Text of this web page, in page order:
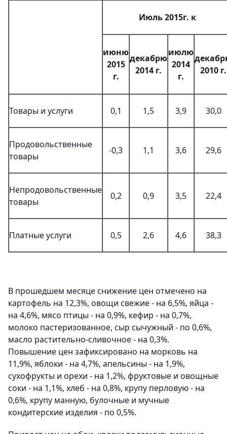
Июль 2015г. к
июню
2015
г.
декабрю
2014 г.
июлю
2014
г.
2010 г.
Товары и услуги 0,1 1,5 3,9 30,0
Продовольственные
товары
-0,3 1,1 3,6 29,6
Непродовольственные
товары
0,2 0,9 3,5 22,4
Платные услуги 0,5 2,6 4,6 38,3
В прошедшем месяце снижение цен отмечено на
картофель на 12,3%, овощи свежие - на 6,5%, яйца -
на 4,6%, мясо птицы - на 0,9%, кефир - на 0,7%,
молоко пастеризованное, сыр сычужный - по 0,6%,
масло растительно-сливочное - на 0,3%.
Повышение цен зафиксировано на морковь на
11,9%, яблоки - на 4,7%, апельсины - на 1,9%,
сухофрукты и орехи - на 1,2%, фруктовые и овощные
соки - на 1,1%, хлеб - на 0,8%, крупу перловую - на
0,6%, крупу манную, булочные и мучные
кондитерские изделия - по 0,5%.